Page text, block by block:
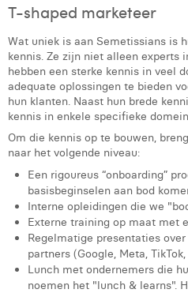
Jonas Geiregat
Justine Cremer
Laura Rooseleer
Laura Verhelst
Lena Pignoloni
Leonard Dierickx
Linda Kraim
Lisa Protin
T-shaped marketeer
Wat uniek is aan Semetissians is
kennis. Ze zijn niet alleen experts
hebben een sterke kennis in veel
adequate oplossingen te bieden
hun klanten. Naast hun brede
kennis in enkele specifieke
Om die kennis op te bouwen,
naar het volgende niveau:
Een rigoureus “onboarding”
basisbeginselen aan bod
Interne opleidingen die we
Externe training op maat met
Regelmatige presentaties
partners (Google, Meta, TikTok,
Lunch met ondernemers die
noemen het "lunch & learns".